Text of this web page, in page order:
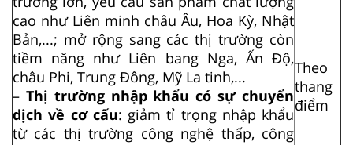
cao như Liên minh châu Âu, Hoa Kỳ, Nhật
Bản,...; mở rộng sang các thị trường còn
tiềm năng như Liên bang Nga, Ấn Độ,
châu Phi, Trung Đông, Mỹ La tinh,...
– Thị trường nhập khẩu có sự chuyển
dịch về cơ cấu: giảm tỉ trọng nhập khẩu
từ các thị trường công nghệ thấp, công
Theo
thang
điểm